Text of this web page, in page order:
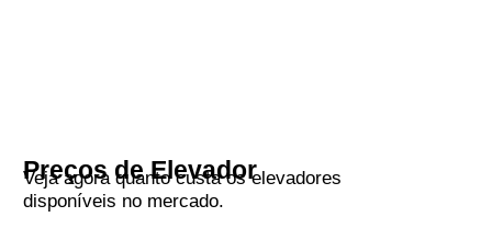
Preços de Elevador
Veja agora quanto custa os elevadores
disponíveis no mercado.